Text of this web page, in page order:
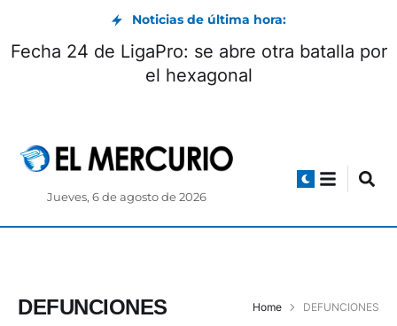
Noticias de última hora:
Fecha 24 de LigaPro: se abre otra batalla por
el hexagonal
Jueves, 6 de agosto de 2026
DEFUNCIONES Home DEFUNCIONES